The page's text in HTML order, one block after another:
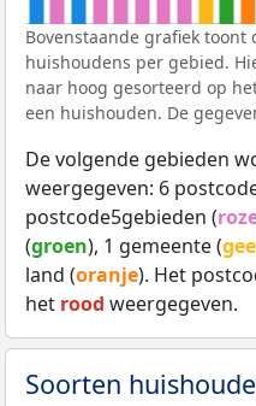
Bovenstaande grafiek
huishoudens per gebied.
naar hoog gesorteerd op
een huishouden. De
De volgende gebieden
weergegeven: 6
postcode5gebieden (
(groen), 1 gemeente (
land (oranje). Het
het rood weergegeven.
Soorten